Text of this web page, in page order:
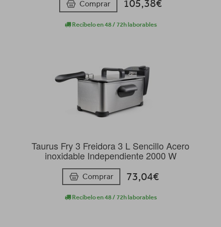
Comprar 105,38€
Recíbelo en 48 / 72h laborables
Taurus Fry 3 Freidora 3 L Sencillo Acero
inoxidable Independiente 2000 W
Comprar 73,04€
Recíbelo en 48 / 72h laborables